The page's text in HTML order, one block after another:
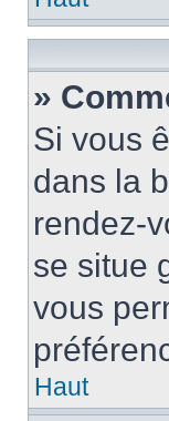
»
Si vous
dans la
rendez-
se situe
vous
Haut